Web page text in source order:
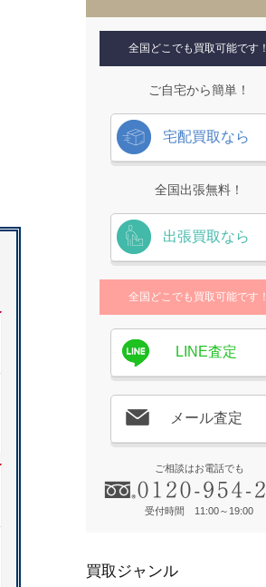
全国どこでも買取可能です！
ご自宅から簡単！
宅配買取なら
全国出張無料！
出張買取なら
全国どこでも買取可能です！
LINE査定
メール査定
ご相談はお電話でも
受付時間 11:00～19:00
買取ジャンル